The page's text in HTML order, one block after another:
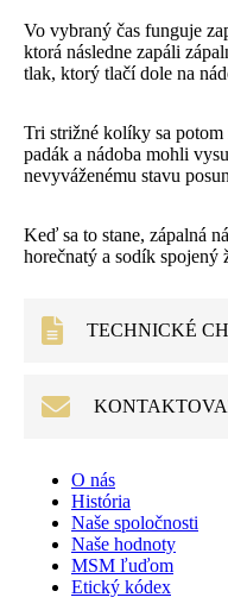
Vo vybraný čas funguje
ktorá následne zapáli
tlak, ktorý tlačí dole na
Tri strižné kolíky sa potom
padák a nádoba mohli
nevyváženému stavu
Keď sa to stane, zápalná
horečnatý a sodík spojený
TECHNICKÉ
Typ
Dĺžka
Hmotnosť
Primer
Typ
Dopytový
Meno*
E-mail*
O nás
História
Naše spoločnosti
Naše hodnoty
MSM ľuďom
Etický kódex